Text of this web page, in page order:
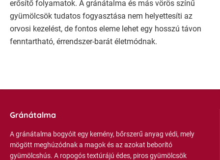
erősítő folyamatok. A gránátalma és más vörös színű
gyümölcsök tudatos fogyasztása nem helyettesíti az
orvosi kezelést, de fontos eleme lehet egy hosszú távon
fenntartható, érrendszer-barát életmódnak.
Gránátalma
A gránátalma bogyóit egy kemény, bőrszerű anyag védi, mely
mögött meghúzódnak a magok és az azokat beborító
gyümölcshús. A ropogós textúrájú édes, piros gyümölcsök